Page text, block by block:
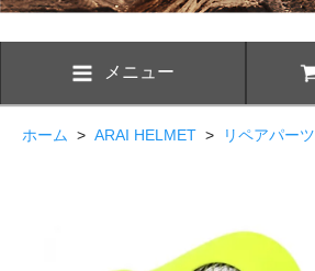
メニュー
ホーム > ARAI HELMET > リペアパーツ